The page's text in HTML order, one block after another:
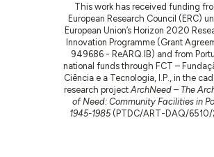
This work has received funding
European Research Council (ERC)
European Union’s Horizon 2020
Innovation Programme (Grant
949686 - ReARQ.IB) and from
national funds through FCT –
Ciência e a Tecnologia, I.P., in the
research project ArchNeed – The
of Need: Community Facilities in
1945-1985(PTDC/ART-DAQ/6510/